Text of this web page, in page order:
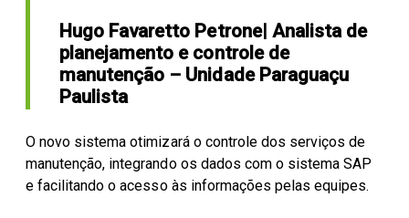
Hugo Favaretto Petrone| Analista de
planejamento e controle de
manutenção – Unidade Paraguaçu
Paulista
O novo sistema otimizará o controle dos serviços de
manutenção, integrando os dados com o sistema SAP
e facilitando o acesso às informações pelas equipes.